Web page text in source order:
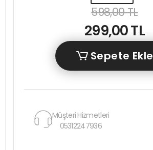
598,00 TL
299,00 TL
Sepete Ekle
Müşteri Hizmetleri
05312247936